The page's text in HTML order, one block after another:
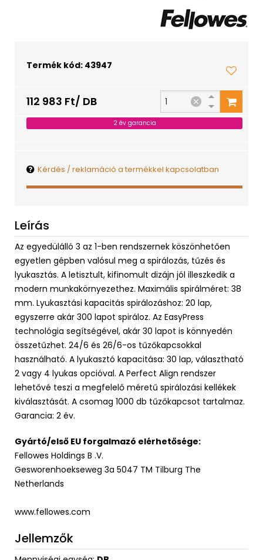
Termék kód: 43947
112 983 Ft/ DB
2 év garancia
Kérdés / reklamáció a termékkel kapcsolatban
Leírás
Az egyedülálló 3 az 1-ben rendszernek köszönhetően
egyetlen gépben valósul meg a spirálozás, tűzés és
lyukasztás. A letisztult, kifinomult dizájn jól illeszkedik a
modern munkakörnyezethez. Maximális spirálméret: 38
mm. Lyukasztási kapacitás spirálozáshoz: 20 lap,
egyszerre akár 300 lapot spiráloz. Az EasyPress
technológia segítségével, akár 30 lapot is könnyedén
összetűzhet. 24/6 és 26/6-os tűzőkapcsokkal
használható. A lyukasztó kapacitása: 30 lap, választható
2 vagy 4 lyukas opcióval. A Perfect Align rendszer
lehetővé teszi a megfelelő méretű spirálozási kellékek
kiválasztását. A csomag 1000 db tűzőkapcsot tartalmaz.
Garancia: 2 év.
Gyártó/első EU forgalmazó elérhetősége:
Fellowes Holdings B .V.
Gesworenhoekseweg 3a 5047 TM Tilburg The
Netherlands
www.fellowes.com
Jellemzők